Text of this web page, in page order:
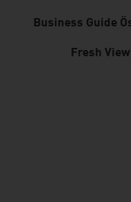
Business Guide
Fresh